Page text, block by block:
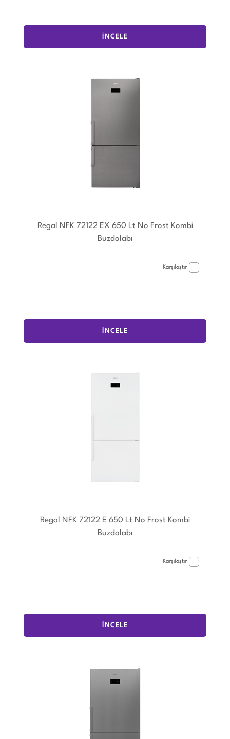
İNCELE
Regal NFK 72122 EX 650 Lt No Frost Kombi
Buzdolabı
Karşılaştır
İNCELE
Regal NFK 72122 E 650 Lt No Frost Kombi
Buzdolabı
Karşılaştır
İNCELE